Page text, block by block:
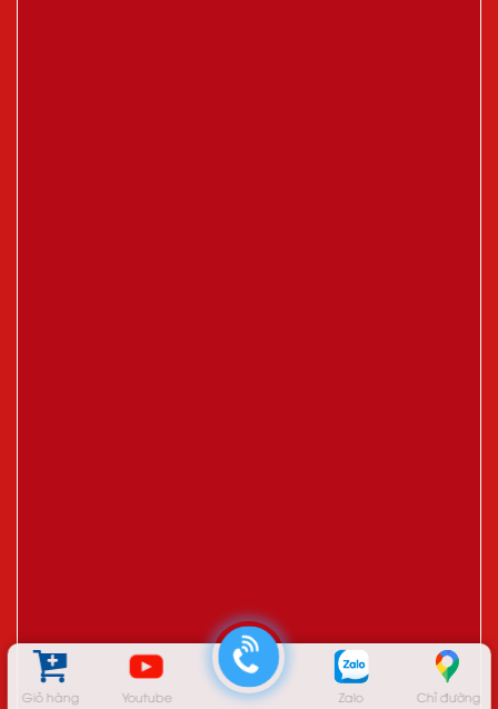
Giỏ hàng Youtube Zalo Chỉ đường